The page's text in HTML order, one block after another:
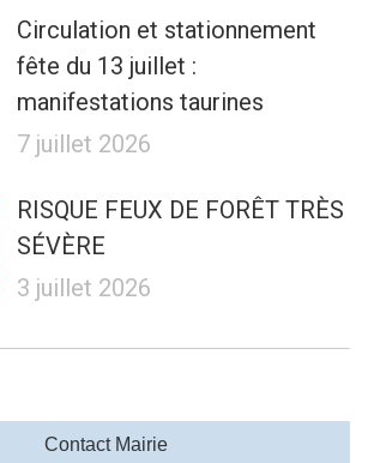
Circulation et stationnement
fête du 13 juillet :
manifestations taurines
7 juillet 2026
RISQUE FEUX DE FORÊT TRÈS
SÉVÈRE
3 juillet 2026
Contact Mairie